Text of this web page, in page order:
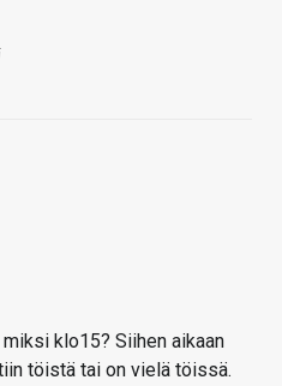
klo15? Siihen aikaan
töistä tai on vielä töissä.